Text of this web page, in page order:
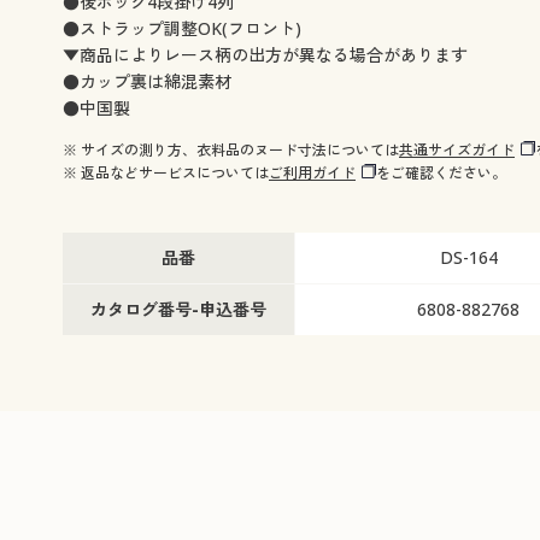
●ストラップ調整OK(フロント)
▼商品によりレース柄の出方が異なる場合があります
●カップ裏は綿混素材
●中国製
※ サイズの測り方、衣料品のヌード寸法については共通サイズガイド
※ 返品などサービスについてはご利用ガイド をご確認ください。
品番 DS-164
カタログ番号-申込番号 6808-882768